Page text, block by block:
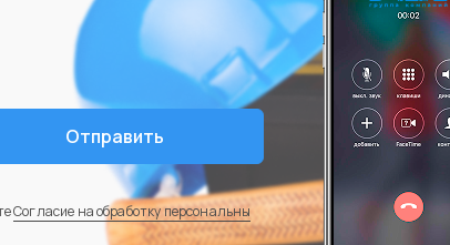
Отправить
Согласие на обработку персональны